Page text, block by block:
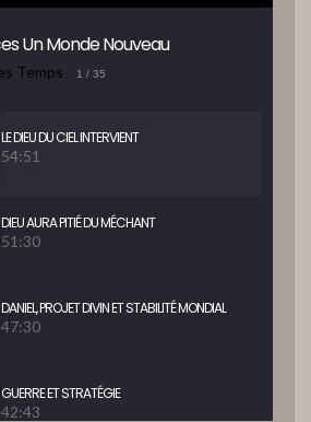
Un Monde Nouveau
Temps 1 / 35
LE DIEU DU CIEL INTERVIENT
54:51
DIEU AURA PITIÉ DU MÉCHANT
51:30
DANIEL, PROJET DIVIN ET STABILITÉ MONDIAL
47:30
GUERRE ET STRATÉGIE
42:43